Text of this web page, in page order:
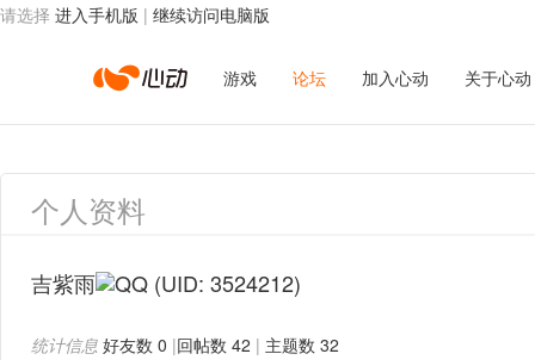
请选择 进入手机版 | 继续访问电脑版
心
动
游戏 论坛 加入心动 关于心动
个人资料
吉紫雨 (UID: 3524212)
统计信息 好友数 0 |回帖数 42 | 主题数 32